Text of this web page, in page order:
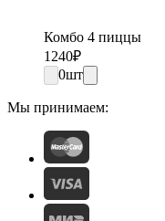
Комбо 4 пиццы
1240₽
0шт
Мы принимаем: